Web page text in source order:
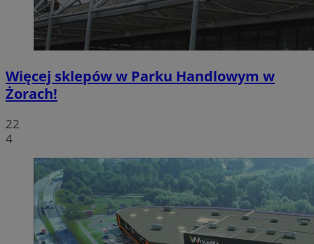
Więcej sklepów w Parku Handlowym w
Żorach!
22
4